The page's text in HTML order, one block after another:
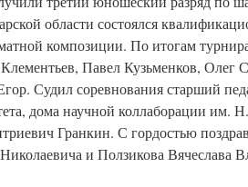
области состоялся
композиции. По итогам
Павел Кузьменков, Олег
Судил соревнования старший
дома научной коллаборации им.
Гранкин. С гордостью
и Ползикова Вячеслава